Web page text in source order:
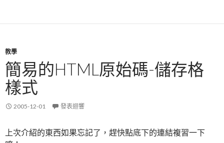
教學
簡易的HTML原始碼-儲存格
樣式
2005-12-01 發表迴響
上次介紹的東西如果忘記了，趕快點底下的連結複習一下